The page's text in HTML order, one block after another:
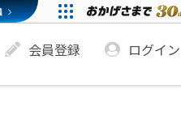
会員登録 ログイン